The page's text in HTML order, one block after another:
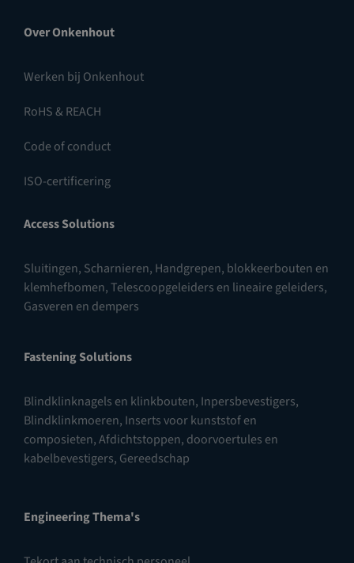
Over Onkenhout
Werken bij Onkenhout
RoHS & REACH
Code of conduct
ISO-certificering
Access Solutions
Sluitingen, Scharnieren, Handgrepen, blokkeerbouten en
klemhefbomen,Telescoopgeleiders en lineaire geleiders,
Gasveren en dempers
Fastening Solutions
Blindklinknagels en klinkbouten, Inpersbevestigers,
Blindklinkmoeren, Inserts voor kunststof en
composieten,Afdichtstoppen, doorvoertules en
kabelbevestigers, Gereedschap
Engineering Thema's